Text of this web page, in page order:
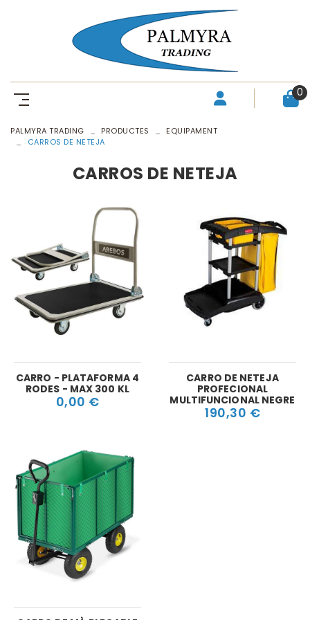
0
PALMYRA TRADING PRODUCTES
EQUIPAMENT
CARROS DE NETEJA
CARROS DE NETEJA
CARRO - PLATAFORMA 4
RODES - MAX 300 KL
0,00 €
CARRO DE NETEJA
PROFECIONAL
MULTIFUNCIONAL NEGRE
190,30 €